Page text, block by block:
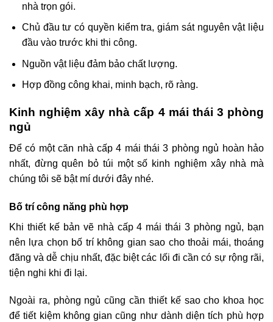
nhà trọn gói.
Chủ đầu tư có quyền kiểm tra, giám sát nguyên vật liệu
đầu vào trước khi thi công.
Nguồn vật liệu đảm bảo chất lượng.
Hợp đồng công khai, minh bạch, rõ ràng.
Kinh nghiệm xây nhà cấp 4 mái thái 3 phòng
ngủ
Để có một căn nhà cấp 4 mái thái 3 phòng ngủ hoàn hảo
nhất, đừng quên bỏ túi một số kinh nghiệm xây nhà mà
chúng tôi sẽ bật mí dưới đây nhé.
Bố trí công năng phù hợp
Khi thiết kế bản vẽ nhà cấp 4 mái thái 3 phòng ngủ, bạn
nên lựa chọn bố trí không gian sao cho thoải mái, thoáng
đãng và dễ chịu nhất, đặc biệt các lối đi cần có sự rộng rãi,
tiện nghi khi đi lại.
Ngoài ra, phòng ngủ cũng cần thiết kế sao cho khoa học
để tiết kiệm không gian cũng như dành diện tích phù hợp